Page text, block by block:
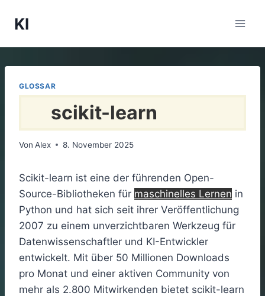
Inhalt
KI
GLOSSAR
scikit-learn
Von Alex 8. November 2025
Scikit-learn ist eine der führenden Open-
Source-Bibliotheken für maschinelles Lernen in
Python und hat sich seit ihrer Veröffentlichung
2007 zu einem unverzichtbaren Werkzeug für
Datenwissenschaftler und KI-Entwickler
entwickelt. Mit über 50 Millionen Downloads
pro Monat und einer aktiven Community von
mehr als 2.800 Mitwirkenden bietet scikit-learn